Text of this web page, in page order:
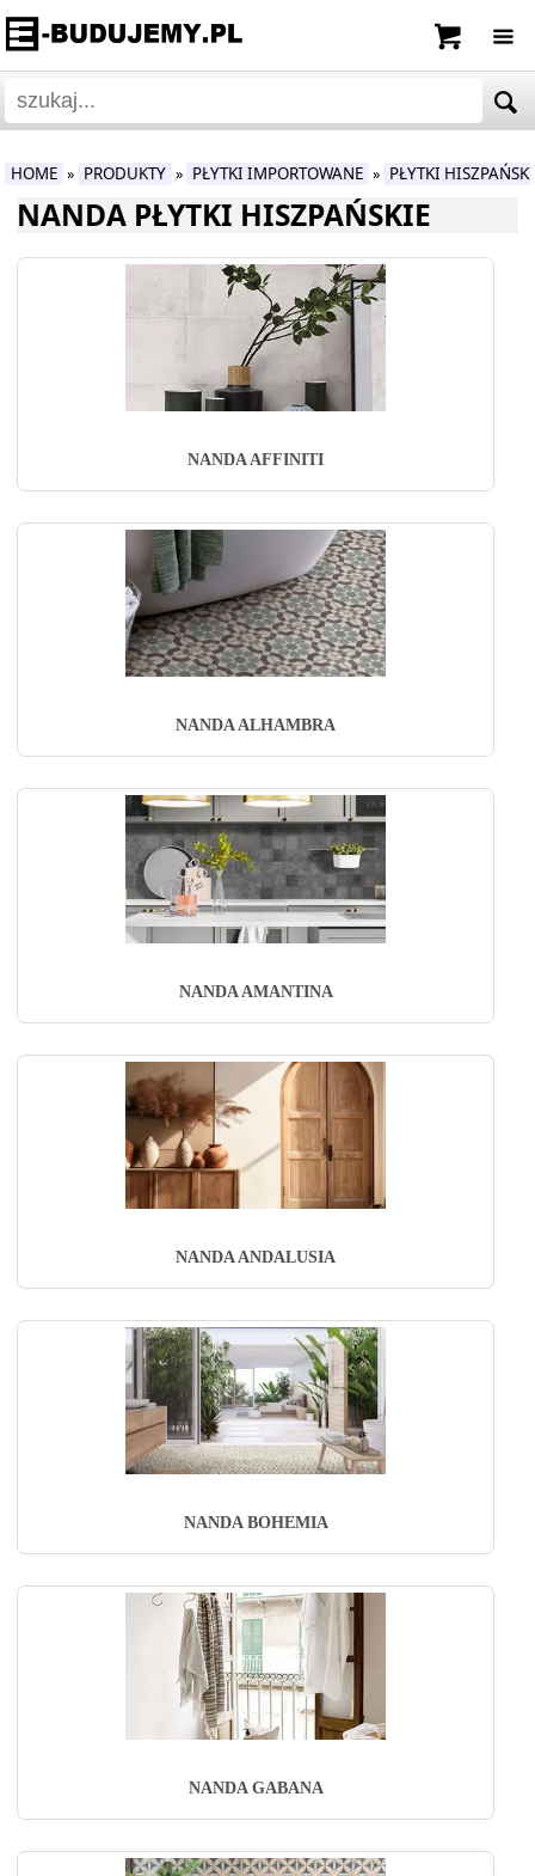
HOME » PRODUKTY » PŁYTKI IMPORTOWANE » PŁYTKI
NANDA PŁYTKI HISZPAŃSKIE
NANDA AFFINITI
NANDA ALHAMBRA
NANDA AMANTINA
NANDA ANDALUSIA
NANDA BOHEMIA
NANDA GABANA